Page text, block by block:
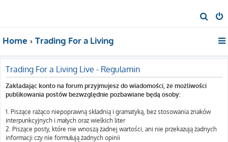
z
j
Home Trading For a Living
Trading For a Living Live - Regulamin
Zakładając konto na forum przyjmujesz do wiadomości, że możliwości
publikowania postów bezwzględnie pozbawiane będą osoby:
1. Piszące rażąco niepoprawną składnią i gramatyką, bez stosowania znaków
interpunkcyjnych i małych oraz wielkich liter
2. Piszące posty, które nie wnoszą żadnej wartości, ani nie przekazują żadnych
informacji czy nie formułują żadnych opinii